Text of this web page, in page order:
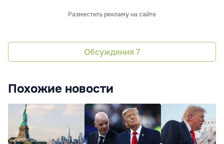
Разместить рекламу на сайте
Обсуждения 7
Похожие новости